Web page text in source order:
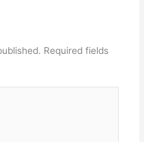
Required fields